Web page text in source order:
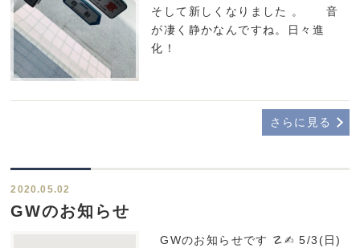
そして新しくなりました 。 音
が凄く静かなんですね。日々進
化！
さらに見る
2020.05.02
GWのお知らせ
GWのお知らせです ☡✍︎ 5/3(日)